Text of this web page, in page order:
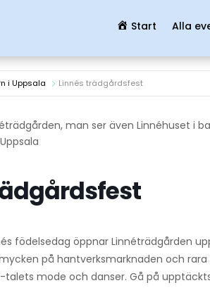
Start Alla
i Uppsala Linnés trädgårdsfest
födelsedag öppnar Linnéträdgården
på hantverksmarknaden och
talets mode och danser. Gå på